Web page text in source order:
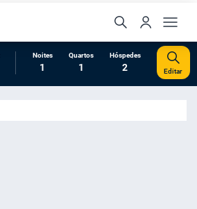
Noites
1
Quartos
1
Hóspedes
2 Editar